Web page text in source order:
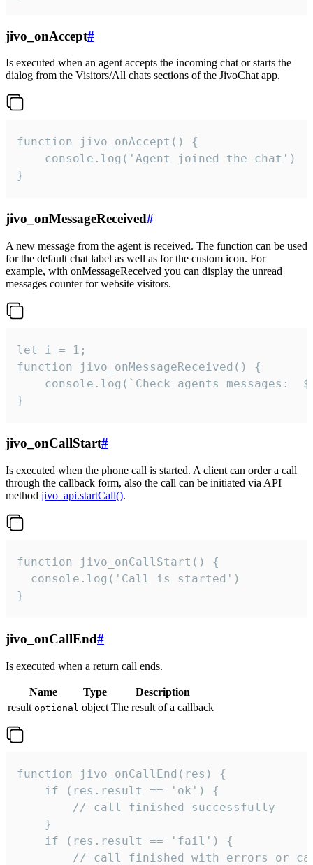
jivo_onAccept#
Is executed when an agent accepts the incoming chat or starts the
dialog from the Visitors/All chats sections of the JivoChat app.
function jivo_onAccept() {
}
jivo_onMessageReceived#
A new message from the agent is received. The function can be used
for the default chat label as well as for the custom icon. For
example, with onMessageReceived you can display the unread
messages counter for website visitors.
let i = 1;
function jivo_onMessageReceived() {
}
jivo_onCallStart#
Is executed when the phone call is started. A client can order a call
through the callback form, also the call can be initiated via API
method jivo_api.startCall().
function jivo_onCallStart() {
  console.log('Call is started')
}
jivo_onCallEnd#
Is executed when a return call ends.
Name Type
Description
result optional object The result of a callback
function jivo_onCallEnd(res) {
    if (res.result == 'ok') {
        // call finished successfully
    }
    if (res.result == 'fail') {
// call finished with errors or